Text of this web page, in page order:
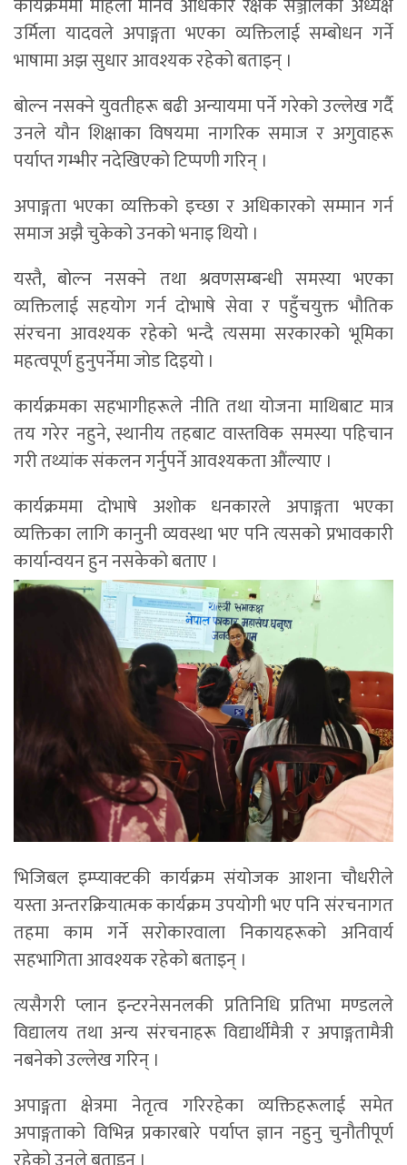
कार्यक्रममा महिला मानव अधिकार रक्षक सञ्जालकी अध्यक्ष
उर्मिला यादवले अपाङ्गता भएका व्यक्तिलाई सम्बोधन गर्ने
भाषामा अझ सुधार आवश्यक रहेको बताइन् ।
बोल्न नसक्ने युवतीहरू बढी अन्यायमा पर्ने गरेको उल्लेख गर्दै
उनले यौन शिक्षाका विषयमा नागरिक समाज र अगुवाहरू
पर्याप्त गम्भीर नदेखिएको टिप्पणी गरिन् ।
अपाङ्गता भएका व्यक्तिको इच्छा र अधिकारको सम्मान गर्न
समाज अझै चुकेको उनको भनाइ थियो ।
यस्तै, बोल्न नसक्ने तथा श्रवणसम्बन्धी समस्या भएका
व्यक्तिलाई सहयोग गर्न दोभाषे सेवा र पहुँचयुक्त भौतिक
संरचना आवश्यक रहेको भन्दै त्यसमा सरकारको भूमिका
महत्वपूर्ण हुनुपर्नेमा जोड दिइयो ।
कार्यक्रमका सहभागीहरूले नीति तथा योजना माथिबाट मात्र
तय गरेर नहुने, स्थानीय तहबाट वास्तविक समस्या पहिचान
गरी तथ्यांक संकलन गर्नुपर्ने आवश्यकता औंल्याए ।
कार्यक्रममा दोभाषे अशोक धनकारले अपाङ्गता भएका
व्यक्तिका लागि कानुनी व्यवस्था भए पनि त्यसको प्रभावकारी
कार्यान्वयन हुन नसकेको बताए ।
भिजिबल इम्प्याक्टकी कार्यक्रम संयोजक आशना चौधरीले
यस्ता अन्तरक्रियात्मक कार्यक्रम उपयोगी भए पनि संरचनागत
तहमा काम गर्ने सरोकारवाला निकायहरूको अनिवार्य
सहभागिता आवश्यक रहेको बताइन् ।
त्यसैगरी प्लान इन्टरनेसनलकी प्रतिनिधि प्रतिभा मण्डलले
विद्यालय तथा अन्य संरचनाहरू विद्यार्थीमैत्री र अपाङ्गतामैत्री
नबनेको उल्लेख गरिन् ।
अपाङ्गता क्षेत्रमा नेतृत्व गरिरहेका व्यक्तिहरूलाई समेत
अपाङ्गताको विभिन्न प्रकारबारे पर्याप्त ज्ञान नहुनु चुनौतीपूर्ण